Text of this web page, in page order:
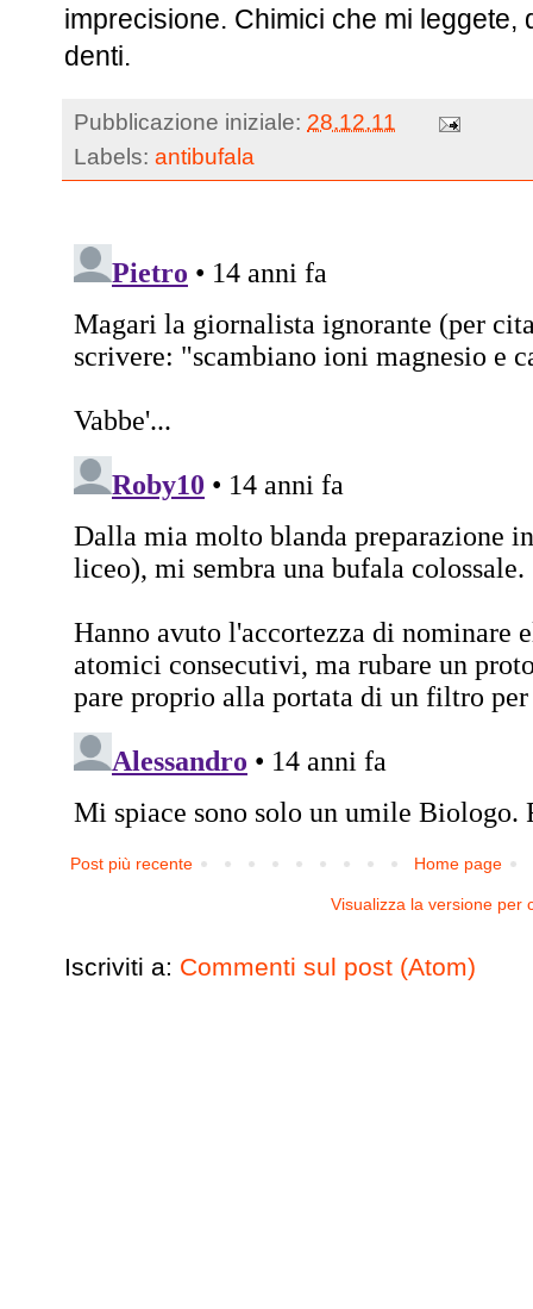
imprecisione. Chimici che mi leggete,
denti.
Pubblicazione iniziale: 28.12.11
Labels: antibufala
Post più recente Home page
Visualizza la versione per
Iscriviti a: Commenti sul post (Atom)